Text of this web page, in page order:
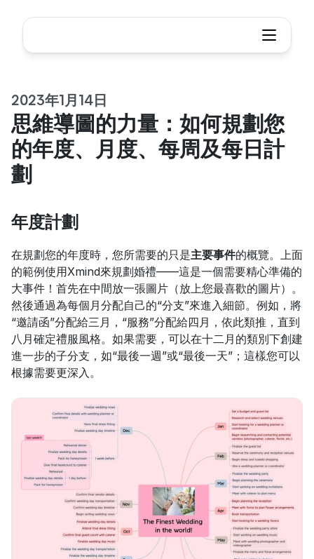
2023年1月14日
思維導圖的力量：如何規劃您
的年度、月度、每周及每日計
劃
年度計劃
在規劃您的年度時，您所需要的只是主要事件的概覽。上面
的範例使用Xmind來規劃婚禮——這是一個需要精心準備的
大事件！首先在中間放一張圖片（放上您最喜歡的圖片）。
然後通過為每個月分配自己的“分支”來進入細節。例如，將
“邀請函”分配給三月，“服務”分配給四月，依此類推，直到
八月確定禮服風格。如果需要，可以在十二月的類別下創建
進一步的子分支，如“最後一週”或“最後一天”；這樣您可以
根據需要更深入。